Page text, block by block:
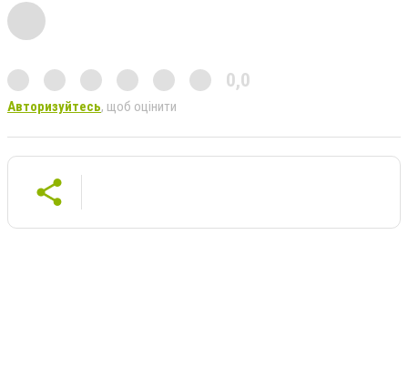
0,0
Авторизуйтесь, щоб оцінити